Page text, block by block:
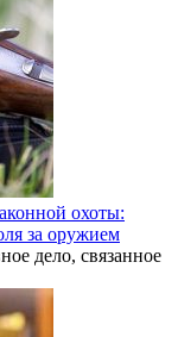
охоты:
за оружием
дело, связанное